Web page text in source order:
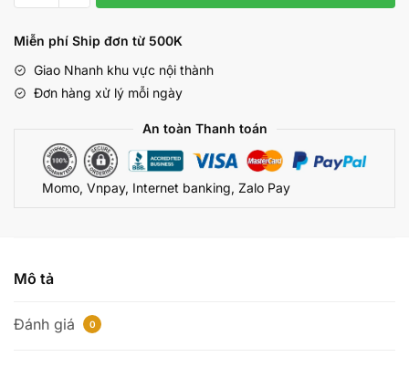
750.000 ₫.là:
550.000 ₫.
rung
đai
đeo
lượng
Miễn phí Ship đơn từ 500K
Giao Nhanh khu vực nội thành
Đơn hàng xử lý mỗi ngày
An toàn Thanh toán
Momo, Vnpay, Internet banking, Zalo Pay
Mô tả
Đánh giá 0